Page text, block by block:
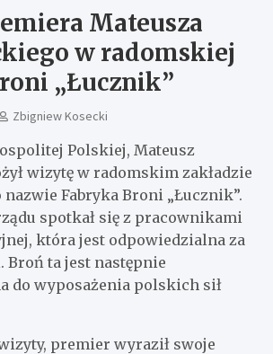
Mateusza
w radomskiej
„Łucznik”
Zbigniew Kosecki
Polskiej, Mateusz
wizytę w radomskim zakładzie
Fabryka Broni „Łucznik”.
spotkał się z pracownikami
która jest odpowiedzialna za
Broń ta jest następnie
do wyposażenia polskich sił
premier wyraził swoje